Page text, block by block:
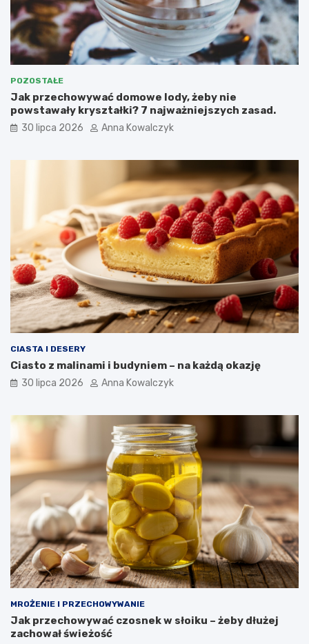
POZOSTAŁE
Jak przechowywać domowe lody, żeby nie
powstawały kryształki? 7 najważniejszych zasad.
30 lipca 2026 Anna Kowalczyk
CIASTA I DESERY
Ciasto z malinami i budyniem – na każdą okazję
30 lipca 2026 Anna Kowalczyk
MROŻENIE I PRZECHOWYWANIE
Jak przechowywać czosnek w słoiku – żeby dłużej
zachował świeżość